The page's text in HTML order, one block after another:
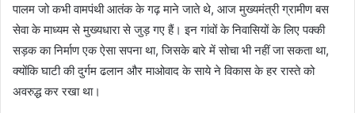
पालम जो कभी वामपंथी आतंक के गढ़ माने जाते थे, आज मुख्यमंत्री ग्रामीण बस
सेवा के माध्यम से मुख्यधारा से जुड़ गए हैं। इन गांवों के निवासियों के लिए पक्की
सड़क का निर्माण एक ऐसा सपना था, जिसके बारे में सोचा भी नहीं जा सकता था,
क्योंकि घाटी की दुर्गम ढलान और माओवाद के साये ने विकास के हर रास्ते को
अवरुद्ध कर रखा था।